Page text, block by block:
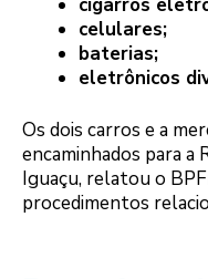
celulares;
baterias;
eletrônicos
Os dois carros e a
encaminhados para a
Iguaçu, relatou o
procedimentos